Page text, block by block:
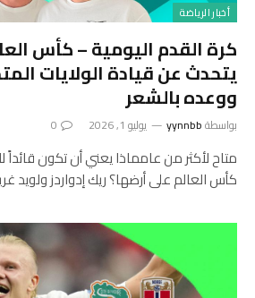
أخبار الرياضة
كرة القدم اليومية – كأس
يتحدث عن قيادة الولايات
ووعده بالشعر
بواسطةyynnbb يوليو 1, 2026 0
متاح لأكثر من عامماذا يعني أن تكون قائداً
كأس العالم على أرضها؟ ريك إدواردز ولويد